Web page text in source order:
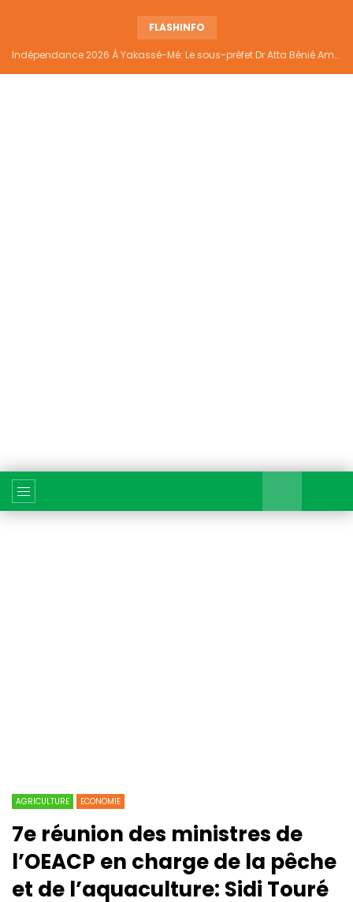
FLASHINFO
Indépendance 2026 À Yakassé-Mé: Le sous-préfet Dr Atta Bénié Amédé appelle à l’unité, à la sécurité et au développement
AGRICULTURE ECONOMIE
7e réunion des ministres de
l’OEACP en charge de la pêche
et de l’aquaculture: Sidi Touré